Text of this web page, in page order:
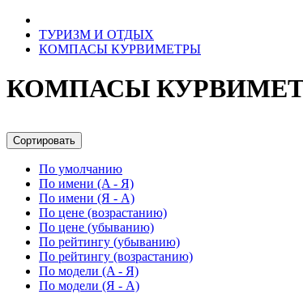
ТУРИЗМ И ОТДЫХ
КОМПАСЫ КУРВИМЕТРЫ
КОМПАСЫ
Сортировать
По умолчанию
По имени (A - Я)
По имени (Я - A)
По цене (возрастанию)
По цене (убыванию)
По рейтингу (убыванию)
По рейтингу (возрастанию)
По модели (A - Я)
По модели (Я - A)